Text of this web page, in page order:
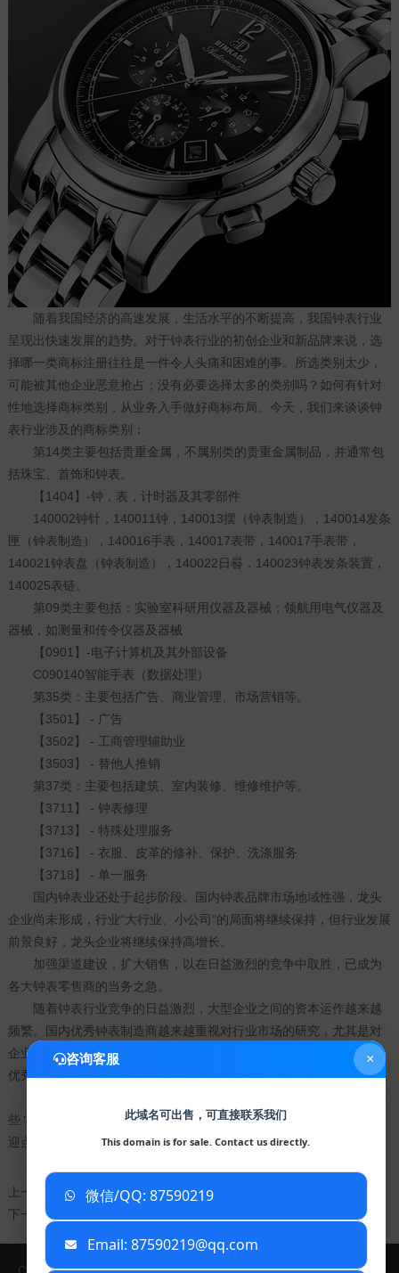
随着我国经济的高速发展，生活水平的不断提高，我国钟表行业
呈现出快速发展的趋势。对于钟表行业的初创企业和新品牌来说，选
择哪一类商标注册往往是一件令人头痛和困难的事。所选类别太少，
可能被其他企业恶意抢占；没有必要选择太多的类别吗？如何有针对
性地选择商标类别，从业务入手做好商标布局。今天，我们来谈谈钟
表行业涉及的商标类别：
第14类主要包括贵重金属，不属别类的贵重金属制品，并通常包
括珠宝、首饰和钟表。
【1404】-钟，表，计时器及其零部件
140002钟针，140011钟，140013摆（钟表制造），140014发条
匣（钟表制造），140016手表，140017表带，140017手表带，
140021钟表盘（钟表制造），140022日晷，140023钟表发条装置，
140025表链。
第09类主要包括：实验室科研用仪器及器械；领航用电气仪器及
器械，如测量和传令仪器及器械
【0901】-电子计算机及其外部设备
C090140智能手表（数据处理）
第35类：主要包括广告、商业管理、市场营销等。
【3501】 - 广告
【3502】 - 工商管理辅助业
【3503】 - 替他人推销
第37类：主要包括建筑、室内装修、维修维护等。
【3711】 - 钟表修理
【3713】 - 特殊处理服务
【3716】 - 衣服、皮革的修补、保护、洗涤服务
【3718】 - 单一服务
国内钟表业还处于起步阶段。国内钟表品牌市场地域性强，龙头
企业尚未形成，行业“大行业、小公司”的局面将继续保持，但行业发展
前景良好，龙头企业将继续保持高增长。
加强渠道建设，扩大销售，以在日益激烈的竞争中取胜，已成为
各大钟表零售商的当务之急。
随着钟表行业竞争的日益激烈，大型企业之间的资本运作越来越
频繁。国内优秀钟表制造商越来越重视对行业市场的研究，尤其是对
企业发展环境和客户需求趋势的深入研究。正因为如此，一大批国内
优秀的钟表品牌迅速崛起，并逐渐成为钟表行业的领头羊！
些？怎么选择？”的相关介绍，如果您对商标注册申请
迎点击构卓知产的顾问进行咨询，他们会给您详细的解答。
上一篇：
商标申请书如何填写？（二）
下一篇：
咨询客服 ×
此域名可出售，可直接联系我们
This domain is for sale. Contact us directly.
微信/QQ: 87590219
Email: 87590219@qq.com